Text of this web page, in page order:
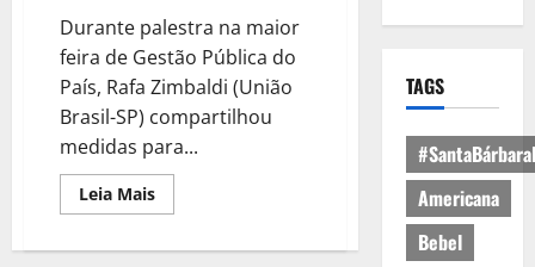
Durante palestra na maior
feira de Gestão Pública do
País, Rafa Zimbaldi (União
Brasil-SP) compartilhou
medidas para...
Leia Mais
TAGS
Americana
Bebel